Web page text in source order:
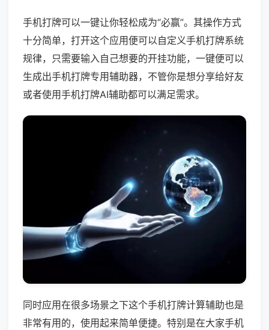
手机打牌可以一键让你轻松成为“必赢”。其操作方式
十分简单，打开这个应用便可以自定义手机打牌系统
规律，只需要输入自己想要的开挂功能，一键便可以
生成出手机打牌专用辅助器，不管你是想分享给好友
或者使用手机打牌AI辅助都可以满足需求。
同时应用在很多场景之下这个手机打牌计算辅助也是
非常有用的，使用起来简单便捷。特别是在大家手机